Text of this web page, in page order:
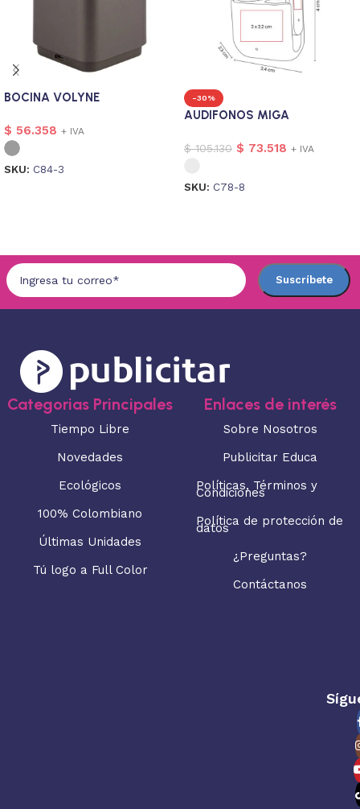
BOCINA VOLYNE
$ 56.358 + IVA
SKU: C84-3
-30%
AUDIFONOS MIGA
$105.130 $ 73.518 + IVA
SKU: C78-8
Categorias Principales
Tiempo Libre
Novedades
Ecológicos
100% Colombiano
Últimas Unidades
Tú logo a Full Color
Enlaces de interés
Sobre Nosotros
Publicitar Educa
Políticas, Términos y
Condiciones
Política de protección de
datos
¿Preguntas?
Contáctanos